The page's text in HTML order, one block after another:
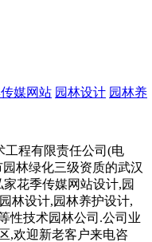
媒网站 园林设计 园林养
工程有限责任公司(电
园林绿化三级资质的武汉
花季传媒网站设计,园
林设计,园林养护设计,
性技术园林公司.公司业
,欢迎新老客户来电咨